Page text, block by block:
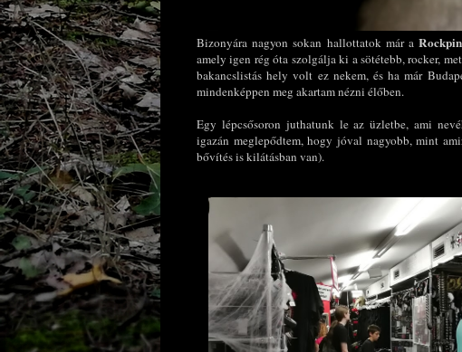
Bizonyára nagyon sokan hallottatok már a
amely igen rég óta szolgálja ki a sötétebb, rocker,
bakancslistás hely volt ez nekem, és ha már
mindenképpen meg akartam nézni élőben.
Egy lépcsősoron juthatunk le az üzletbe, ami
igazán meglepődtem, hogy jóval nagyobb, mint
bővítés is kilátásban van).